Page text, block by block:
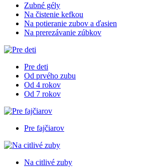
Zubné gély
Na čistenie kefkou
Na potieranie zubov a ďasien
Na prerezávanie zúbkov
Pre deti
Od prvého zubu
Od 4 rokov
Od 7 rokov
Pre fajčiarov
Na citlivé zuby